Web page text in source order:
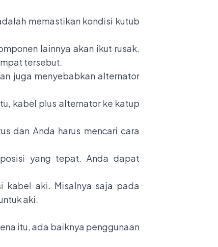
memastikan kondisi kutub
lainnya akan ikut rusak.
tersebut.
juga menyebabkan alternator
kabel plus alternator ke katup
dan Anda harus mencari cara
yang tepat. Anda dapat
kabel aki. Misalnya saja pada
aki.
itu, ada baiknya penggunaan